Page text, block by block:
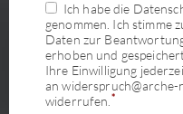
Ich habe die
genommen. Ich stimme
Daten zur
erhoben und
Ihre Einwilligung
an
widerrufen. *